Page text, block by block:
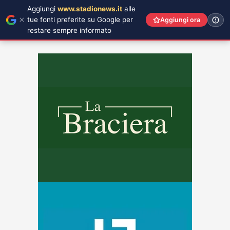
Aggiungi www.stadionews.it alle
tue fonti preferite su Google per
restare sempre informato
Aggiungi ora